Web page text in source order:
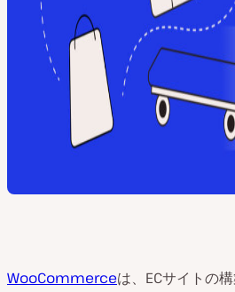
WooCommerceは、ECサイトの